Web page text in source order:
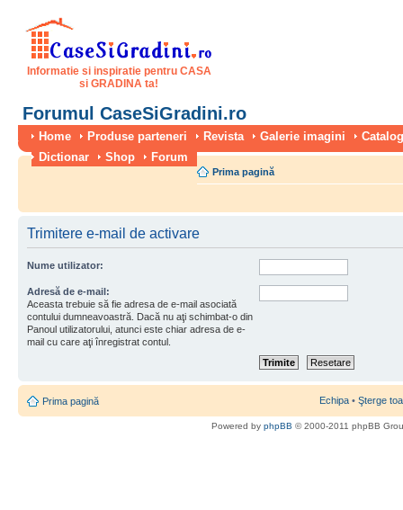
Informatie si inspiratie pentru CASA
si GRADINA ta!
Forumul CaseSiGradini.ro
Home Produse parteneri Revista Galerie imagini
Dictionar
Shop Forum
Prima pagină
Trimitere e-mail de activare
Nume utilizator:
Adresă de e-mail:
Aceasta trebuie să fie adresa de e-mail asociată
contului dumneavoastră. Dacă nu aţi schimbat-o din
Panoul utilizatorului, atunci este chiar adresa de e-
mail cu care aţi înregistrat contul.
Prima pagină Echipa • Şterge
Powered by phpBB © 2000-2011 phpBB